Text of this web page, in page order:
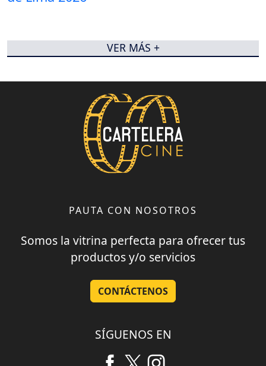
VER MÁS +
PAUTA CON NOSOTROS
Somos la vitrina perfecta para ofrecer tus
productos y/o servicios
CONTÁCTENOS
SÍGUENOS EN